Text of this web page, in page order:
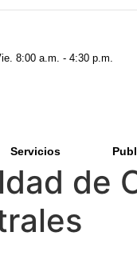
8:00 a.m. - 4:30 p.m.
Servicios